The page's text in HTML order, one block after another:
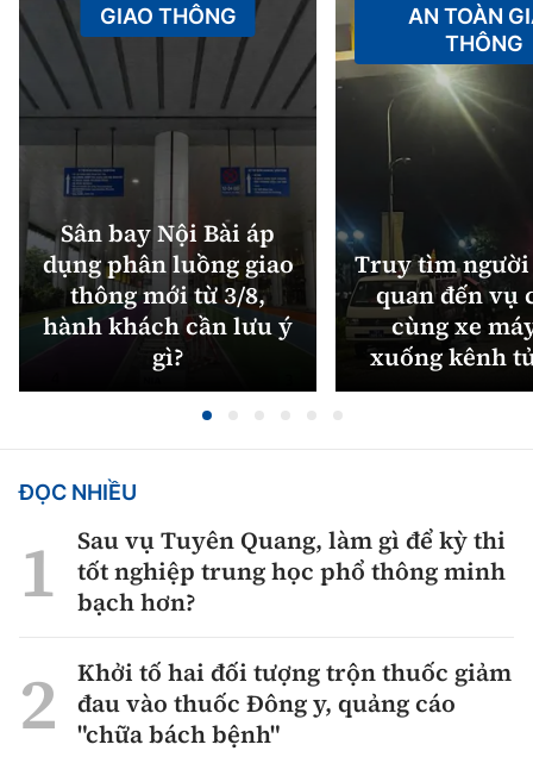
Sân bay Nội Bài áp
dụng phân luồng giao
thông mới từ 3/8,
hành khách cần lưu ý
gì?
GIAO THÔNG
Truy tìm
quan đến vụ
cùng xe
xuống kênh
AN TOÀN
THÔNG
ĐỌC NHIỀU
Sau vụ Tuyên Quang, làm gì để kỳ thi
tốt nghiệp trung học phổ thông minh
bạch hơn?
Khởi tố hai đối tượng trộn thuốc giảm
đau vào thuốc Đông y, quảng cáo
"chữa bách bệnh"